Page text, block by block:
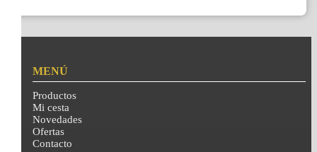
MENÚ
Productos
Mi cesta
Novedades
Ofertas
Contacto